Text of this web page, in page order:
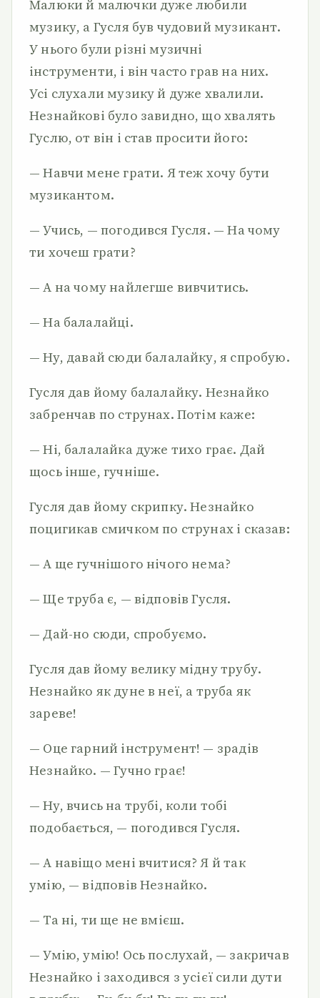
Малюки й малючки дуже любили
музику, а Гусля був чудовий музикант.
У нього були різні музичні
інструменти, і він часто грав на них.
Усі слухали музику й дуже хвалили.
Незнайкові було завидно, що хвалять
Гуслю, от він і став просити його:
— Навчи мене грати. Я теж хочу бути
музикантом.
— Учись, — погодився Гусля. — На чому
ти хочеш грати?
— А на чому найлегше вивчитись.
— На балалайці.
— Ну, давай сюди балалайку, я спробую.
Гусля дав йому балалайку. Незнайко
забренчав по струнах. Потім каже:
— Ні, балалайка дуже тихо грає. Дай
щось інше, гучніше.
Гусля дав йому скрипку. Незнайко
поцигикав смичком по струнах і сказав:
— А ще гучнішого нічого нема?
— Ще труба є, — відповів Гусля.
— Дай-но сюди, спробуємо.
Гусля дав йому велику мідну трубу.
Незнайко як дуне в неї, а труба як
зареве!
— Оце гарний інструмент! — зрадів
Незнайко. — Гучно грає!
— Ну, вчись на трубі, коли тобі
подобається, — погодився Гусля.
— А навіщо мені вчитися? Я й так
умію, — відповів Незнайко.
— Та ні, ти ще не вмієш.
— Умію, умію! Ось послухай, — закричав
Незнайко і заходився з усієї сили дути